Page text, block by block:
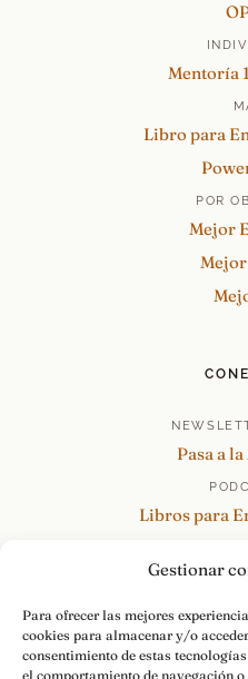
Gestionar
Para ofrecer las mejores
cookies para almacenar y/o
consentimiento de estas
el comportamiento de navegación
Mentoría
Libro para
POR
Mejor
Pasa a
Libros para